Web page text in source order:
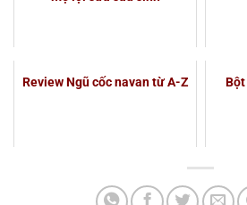
Review Ngũ cốc navan từ A-Z
Bột